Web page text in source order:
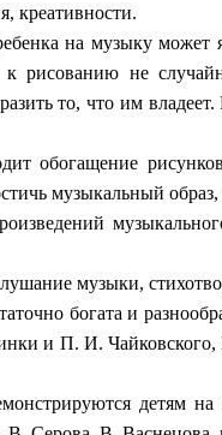
креативности.
на музыку может
рисованию не
то, что им
обогащение
музыкальный
музыки,
богата и
и П. И. Чайковского,
детям